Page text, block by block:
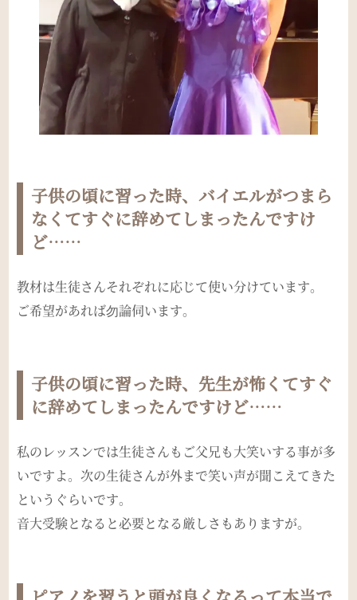
子供の頃に習った時、バイエルがつまら
なくてすぐに辞めてしまったんですけ
ど……
教材は生徒さんそれぞれに応じて使い分けています。
ご希望があれば勿論伺います。
子供の頃に習った時、先生が怖くてすぐ
に辞めてしまったんですけど……
私のレッスンでは生徒さんもご父兄も大笑いする事が多
いですよ。次の生徒さんが外まで笑い声が聞こえてきた
というぐらいです。
音大受験となると必要となる厳しさもありますが。